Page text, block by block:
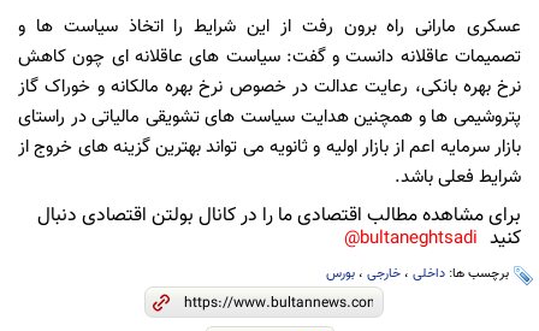
عسکری مارانی راه برون رفت از این شرایط را اتخاذ سیاست ها و
تصمیمات عاقلانه دانست و گفت: سیاست های عاقلانه ای چون کاهش
نرخ بهره بانکی، رعایت عدالت در خصوص نرخ بهره مالکانه و خوراک گاز
پتروشیمی ها و همچنین هدایت سیاست های تشویقی مالیاتی در راستای
بازار سرمایه اعم از بازار اولیه و ثانویه می تواند بهترین گزینه های خروج از
شرایط فعلی باشد.
برای مشاهده مطالب اقتصادی ما را در کانال بولتن اقتصادی دنبال
کنید bultaneghtsadi@
برچسب ها: داخلی ، خارجی ، بورس